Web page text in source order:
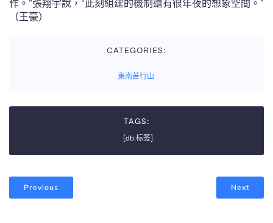
作。”張翔宇說，“此刻組建的機制還有很年夜的想象空間。”
（王豪）
CATEGORIES:
東南苦行山
TAGS:
[db:标签]
Previous Next